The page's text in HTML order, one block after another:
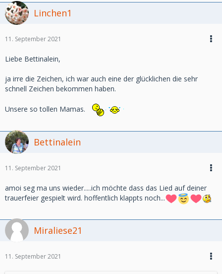
Linchen1
11. September 2021
Liebe Bettinalein,
ja irre die Zeichen, ich war auch eine der glücklichen die sehr
schnell Zeichen bekommen haben.
Unsere so tollen Mamas.
Bettinalein
11. September 2021
amoi seg ma uns wieder.....ich möchte dass das Lied auf deiner
trauerfeier gespielt wird. hoffentlich klappts noch...
Miraliese21
11. September 2021